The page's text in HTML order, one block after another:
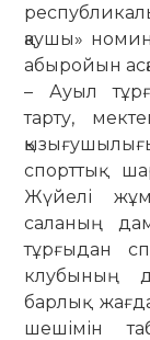
қаушы»
абы­­ро­йын
– Ауыл
тарту,
спорттық
Жүйелі
саланың
тұрғыдан
клубының
барлық
шешімін